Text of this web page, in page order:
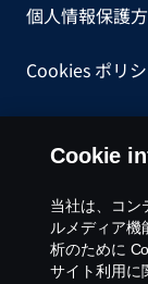
個人情報保護
Cookies ポリ
一般購買約款
Cookie settings
Cookie
当社は、コン
ルメディア機
析のために
サイト利用に